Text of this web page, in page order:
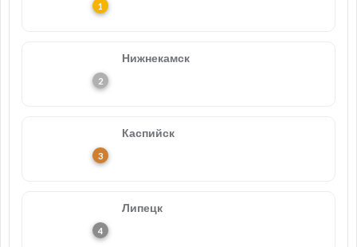
Нижнекамск
Каспийск
Липецк